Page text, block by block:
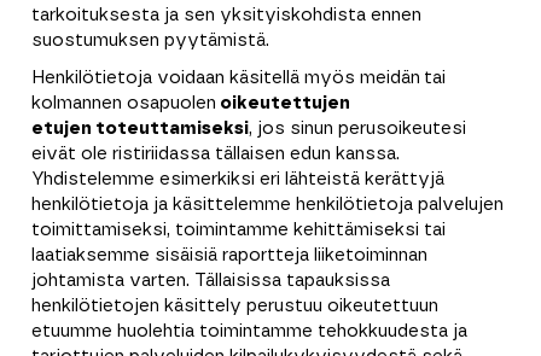
tarkoituksesta ja sen yksityiskohdista ennen
suostumuksen pyytämistä.
Henkilötietoja voidaan käsitellä myös meidän tai
kolmannen osapuolen oikeutettujen
etujen toteuttamiseksi, jos sinun perusoikeutesi
eivät ole ristiriidassa tällaisen edun kanssa.
Yhdistelemme esimerkiksi eri lähteistä kerättyjä
henkilötietoja ja käsittelemme henkilötietoja palvelujen
toimittamiseksi, toimintamme kehittämiseksi tai
laatiaksemme sisäisiä raportteja liiketoiminnan
johtamista varten. Tällaisissa tapauksissa
henkilötietojen käsittely perustuu oikeutettuun
etuumme huolehtia toimintamme tehokkuudesta ja